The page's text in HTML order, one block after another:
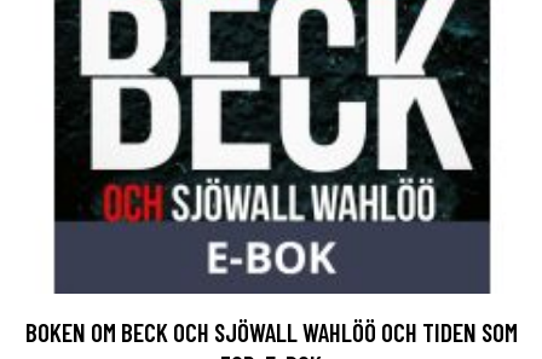
BOKEN OM BECK OCH SJÖWALL WAHLÖÖ OCH TIDEN SOM